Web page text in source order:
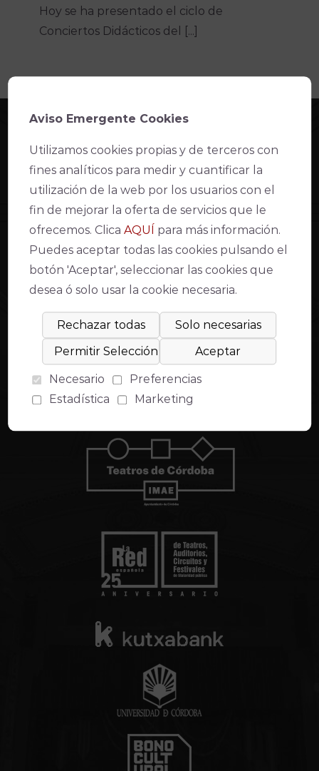
Hoy se ha presentado el ciclo de
Conciertos Didácticos del [...]
INFORMACIÓN
Accesibilidad
Venta de localidades
Información y contacto
Punto Violeta
AVISO LEGAL
Declaración de accesibilidad web
Aviso Legal
Política de cookies
Compromiso con la protección de datos personales
Inventario de actividades de tratamiento
Alquiler de espacios
Transparencia
Gran Teatro
Teatro de la Axerquía
Teatro Góngora
Apoya al Teatro
Aviso Emergente Cookies
Utilizamos cookies propias y de terceros con
fines analíticos para medir y cuantificar la
utilización de la web por los usuarios con el
fin de mejorar la oferta de servicios que le
ofrecemos. ClicaAQUÍ para más información.
Puedes aceptar todas las cookies pulsando el
botón 'Aceptar', seleccionar las cookies que
desea ó solo usar la cookie necesaria.
Necesario
Preferencias
Estadística
Marketing